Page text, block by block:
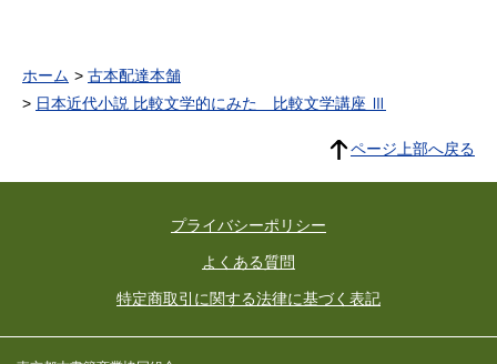
ホーム
古本配達本舗
日本近代小説 比較文学的にみた 比較文学講座 Ⅲ
ページ上部へ戻る
プライバシーポリシー
よくある質問
特定商取引に関する法律に基づく表記